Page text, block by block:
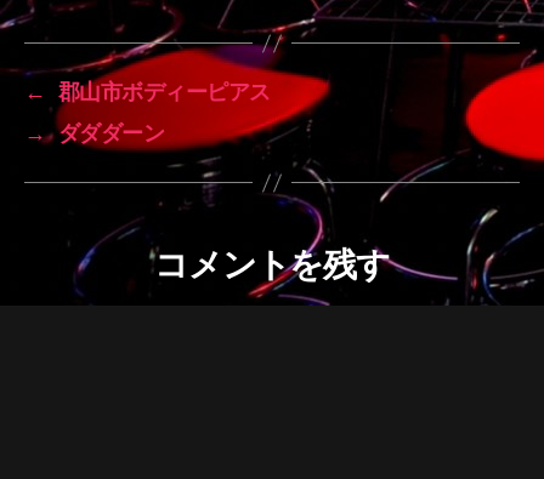
←
郡山市ボディーピアス
→ ダダダーン
コメントを残す